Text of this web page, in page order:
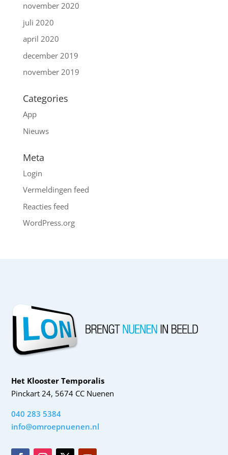
november 2020
juli 2020
april 2020
december 2019
november 2019
Categories
App
Nieuws
Meta
Login
Vermeldingen feed
Reacties feed
WordPress.org
Het Klooster Temporalis
Pinckart 24, 5674 CC Nuenen
040 283 5384
info@omroepnuenen.nl